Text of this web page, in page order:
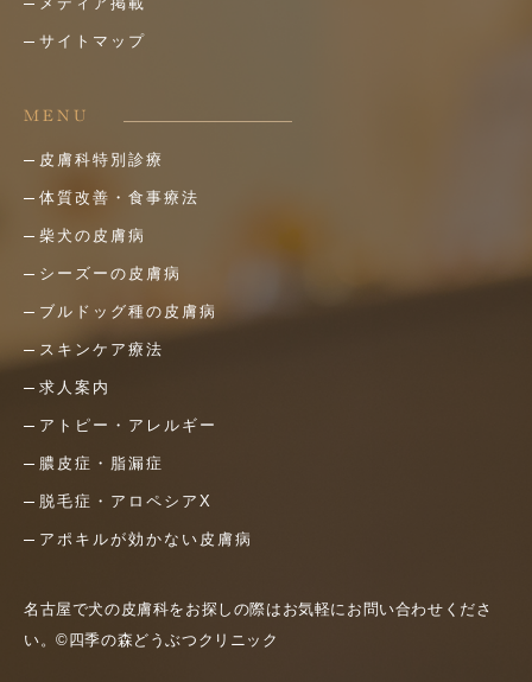
サイトマップ
MENU
皮膚科特別診療
体質改善・食事療法
柴犬の皮膚病
シーズーの皮膚病
ブルドッグ種の皮膚病
スキンケア療法
求人案内
アトピー・アレルギー
膿皮症・脂漏症
脱毛症・アロペシアX
アポキルが効かない皮膚病
名古屋で犬の皮膚科をお探しの際はお気軽にお問い合わせくださ
い。©四季の森どうぶつクリニック